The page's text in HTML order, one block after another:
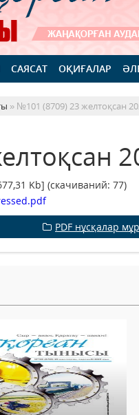
САЯСАТ ОҚИҒАЛАР
» №101 (8709) 23 желтоқсан
Kb] (cкачиваний: 77)
PDF нұсқалар